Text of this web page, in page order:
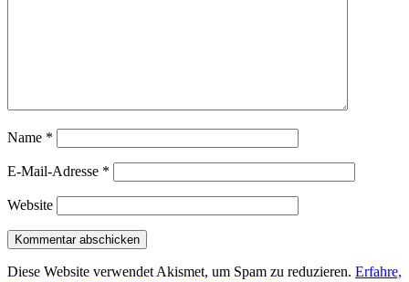
Name *
E-Mail-Adresse *
Website
Diese Website verwendet Akismet, um Spam zu reduzieren. Erfahre,